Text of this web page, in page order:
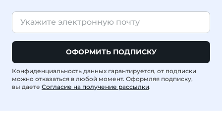
ОФОРМИТЬ ПОДПИСКУ
Конфиденциальность данных гарантируется, от подписки
можно отказаться в любой момент. Оформляя подписку,
вы даете Согласие на получение рассылки.